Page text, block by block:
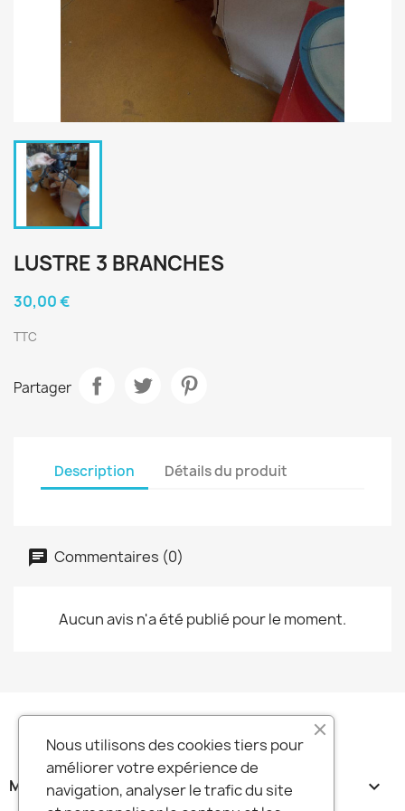
LUSTRE 3 BRANCHES
30,00 €
TTC
Partager
Description Détails du produit
Commentaires (0)
Aucun avis n'a été publié pour le moment.
MA SOCIETE 
Nous utilisons des cookies tiers pour
améliorer votre expérience de
navigation, analyser le trafic du site